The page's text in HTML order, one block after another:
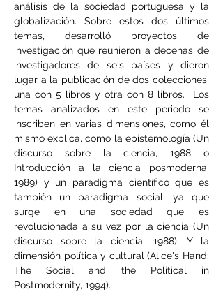
análisis de la sociedad portuguesa y la
globalización. Sobre estos dos últimos
temas, desarrolló proyectos de
investigación que reunieron a decenas de
investigadores de seis países y dieron
lugar a la publicación de dos colecciones,
una con 5 libros y otra con 8 libros.  Los
temas analizados en este periodo se
inscriben en varias dimensiones, como él
mismo explica, como la epistemología (Un
discurso sobre la ciencia, 1988 o
Introducción a la ciencia posmoderna,
1989) y un paradigma científico que es
también un paradigma social, ya que
surge en una sociedad que es
revolucionada a su vez por la ciencia (Un
discurso sobre la ciencia, 1988). Y la
dimensión política y cultural (Alice's Hand:
The Social and the Political in
Postmodernity, 1994).